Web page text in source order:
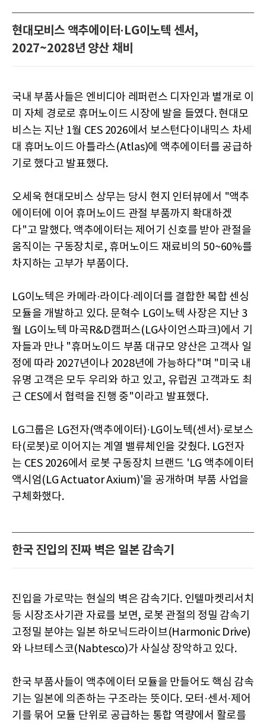
현대모비스 액추에이터·LG이노텍 센서,
2027~2028년 양산 채비
국내 부품사들은 엔비디아 레퍼런스 디자인과 별개로 이
미 자체 경로로 휴머노이드 시장에 발을 들였다. 현대모
비스는 지난 1월 CES 2026에서 보스턴다이내믹스 차세
대 휴머노이드 아틀라스(Atlas)에 액추에이터를 공급하
기로 했다고 발표했다.
오세욱 현대모비스 상무는 당시 현지 인터뷰에서 "액추
에이터에 이어 휴머노이드 관절 부품까지 확대하겠
다"고 말했다. 액추에이터는 제어기 신호를 받아 관절을
움직이는 구동장치로, 휴머노이드 재료비의 50~60%를
차지하는 고부가 부품이다.
LG이노텍은 카메라·라이다·레이더를 결합한 복합 센싱
모듈을 개발하고 있다. 문혁수 LG이노텍 사장은 지난 3
월 LG이노텍 마곡R&D캠퍼스(LG사이언스파크)에서 기
자들과 만나 "휴머노이드 부품 대규모 양산은 고객사 일
정에 따라 2027년이나 2028년에 가능하다"며 "미국 내
유명 고객은 모두 우리와 하고 있고, 유럽권 고객과도 최
근 CES에서 협력을 진행 중"이라고 발표했다.
LG그룹은 LG전자(액추에이터)·LG이노텍(센서)·로보스
타(로봇)로 이어지는 계열 밸류체인을 갖췄다. LG전자
는 CES 2026에서 로봇 구동장치 브랜드 'LG 액추에이터
액시엄(LG Actuator Axium)'을 공개하며 부품 사업을
구체화했다.
한국 진입의 진짜 벽은 일본 감속기
진입을 가로막는 현실의 벽은 감속기다. 인텔마켓리서치
등 시장조사기관 자료를 보면, 로봇 관절의 정밀 감속기
고정밀 분야는 일본 하모닉드라이브(Harmonic Drive)
와 나브테스코(Nabtesco)가 사실상 장악하고 있다.
한국 부품사들이 액추에이터 모듈을 만들어도 핵심 감속
기는 일본에 의존하는 구조라는 뜻이다. 모터·센서·제어
기를 묶어 모듈 단위로 공급하는 통합 역량에서 활로를